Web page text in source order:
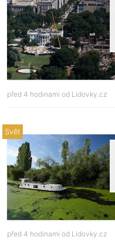
před 4 hodinami od Lidovky.cz
Svět
před 4 hodinami od Lidovky.cz